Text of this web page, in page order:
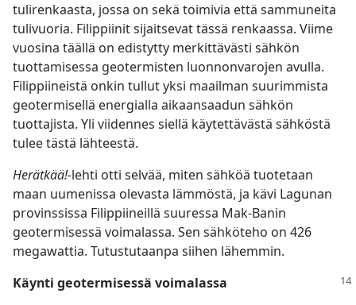
tulirenkaasta, jossa on sekä toimivia että sammuneita
tulivuoria. Filippiinit sijaitsevat tässä renkaassa. Viime
vuosina täällä on edistytty merkittävästi sähkön
tuottamisessa geotermisten luonnonvarojen avulla.
Filippiineistä onkin tullut yksi maailman suurimmista
geotermisellä energialla aikaansaadun sähkön
tuottajista. Yli viidennes siellä käytettävästä sähköstä
tulee tästä lähteestä.
Herätkää!-lehti otti selvää, miten sähköä tuotetaan
maan uumenissa olevasta lämmöstä, ja kävi Lagunan
provinssissa Filippiineillä suuressa Mak-Banin
geotermisessä voimalassa. Sen sähköteho on 426
megawattia. Tutustutaanpa siihen lähemmin.
Käynti geotermisessä voimalassa